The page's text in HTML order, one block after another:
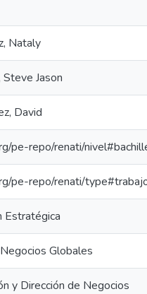
Nataly
Steve Jason
David
pe-repo/renati/
pe-repo/renati/
Estratégica
Globales
y Dirección de Negocios